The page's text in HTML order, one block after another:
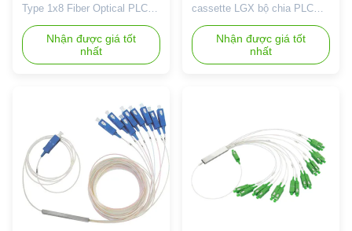
Type 1x8 Fiber Optical PLC
Splitter với đầu nối SC/APC
Cassette Type 1*8 Fiber
Optical PLC Splitter Mô tả:
Phân phối quang quang dẫn
hợp dẫn sóng phẳng,nó có
thể là 1260nm ~ 1650nm một
phạm vi sóng rộng như vậy
của dự ...
Nhận được giá tốt
nhất
cassette LGX bộ chia PLC
quang 1x8 1x16 Mô tả: Bộ
ghép quang, là một thiết bị
được ứng dụng trong các hệ
thống cáp quang với một
nhất, nó có thể được chia
thành các tỷ lệ khác nhau.
chẳng hạn như ...
Nhận được giá tốt
nhất